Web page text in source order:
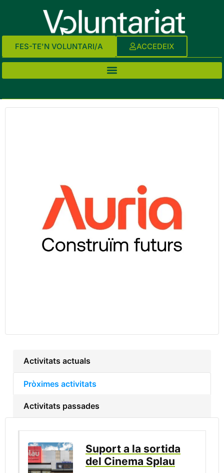
FES-TE'N VOLUNTARI/A ACCEDEIX
Activitats actuals
Pròximes activitats
Activitats passades
Suport a la sortida
del Cinema Splau